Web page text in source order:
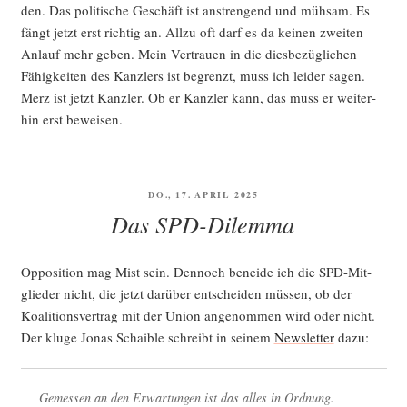
den. Das poli­ti­sche Geschäft ist anstren­gend und müh­sam. Es
fängt jetzt erst rich­tig an. All­zu oft darf es da kei­nen zwei­ten
Anlauf mehr geben. Mein Ver­trau­en in die dies­be­züg­li­chen
Fähig­kei­ten des Kanz­lers ist begrenzt, muss ich lei­der sagen.
Merz ist jetzt Kanz­ler. Ob er Kanz­ler kann, das muss er wei­ter­
hin erst beweisen.
VERÖFFENTLICHT
DO., 17. APRIL 2025
Das SPD-Dilemma
Oppo­si­ti­on mag Mist sein. Den­noch benei­de ich die SPD-Mit­
glie­der nicht, die jetzt dar­über ent­schei­den müs­sen, ob der
Koali­ti­ons­ver­trag mit der Uni­on ange­nom­men wird oder nicht.
Der klu­ge Jonas Schai­b­le schreibt in sei­nem News­let­terdazu:
Gemes­sen an den Erwar­tun­gen ist das alles in Ord­nung.